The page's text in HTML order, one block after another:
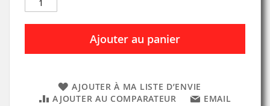
Ajouter au panier
AJOUTER À MA LISTE D’ENVIE
AJOUTER AU COMPARATEUR
EMAIL